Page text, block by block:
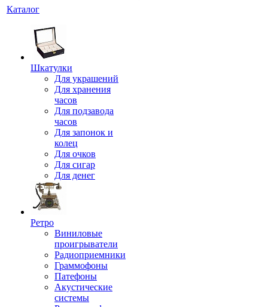
Каталог
Шкатулки
Для украшений
Для хранения
часов
Для подзавода
часов
Для запонок и
колец
Для очков
Для сигар
Для денег
Ретро
Виниловые
проигрыватели
Радиоприемники
Граммофоны
Патефоны
Акустические
системы